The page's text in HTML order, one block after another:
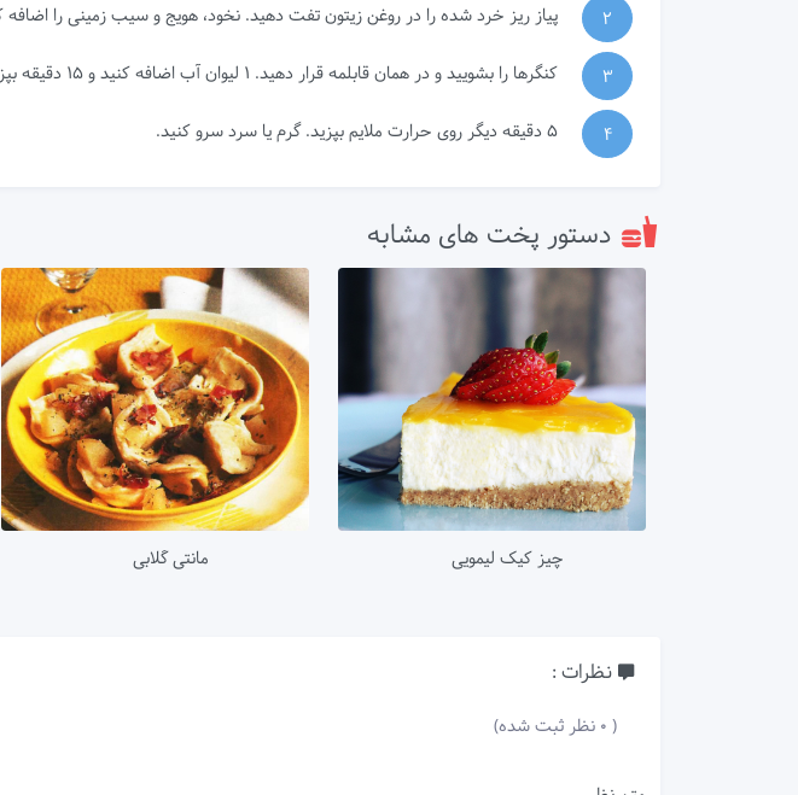
2 پیاز ریز خرد شده را در روغن زیتون تفت دهید. نخود، هویج و سیب زمینی را اضافه کرده و مخلوط کنید. 2-3 دقیقه تفت دهید، روغن را
3 کنگرها را بشویید و در همان قابلمه قرار دهید. 1 لیوان آب اضافه کنید و 15 دقیقه بپزید. یک قاشق از مخلوط نخود فرنگی را وسط آن بریزید و نصف لیوان آب اضافه کنید.
4 5 دقیقه دیگر روی حرارت ملایم بپزید. گرم یا سرد سرو کنید.
دستور پخت های مشابه
چیز کیک لیمویی مانتی گلابی
نظرات :
( 0 نظر ثبت شده)